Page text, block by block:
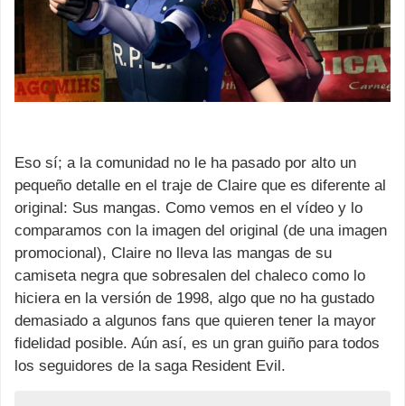
Eso sí; a la comunidad no le ha pasado por alto un
pequeño detalle en el traje de Claire que es diferente al
original: Sus mangas. Como vemos en el vídeo y lo
comparamos con la imagen del original (de una imagen
promocional), Claire no lleva las mangas de su
camiseta negra que sobresalen del chaleco como lo
hiciera en la versión de 1998, algo que no ha gustado
demasiado a algunos fans que quieren tener la mayor
fidelidad posible. Aún así, es un gran guiño para todos
los seguidores de la saga Resident Evil.